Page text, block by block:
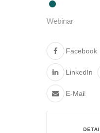
Webinar
Facebook
LinkedIn
E-Mail